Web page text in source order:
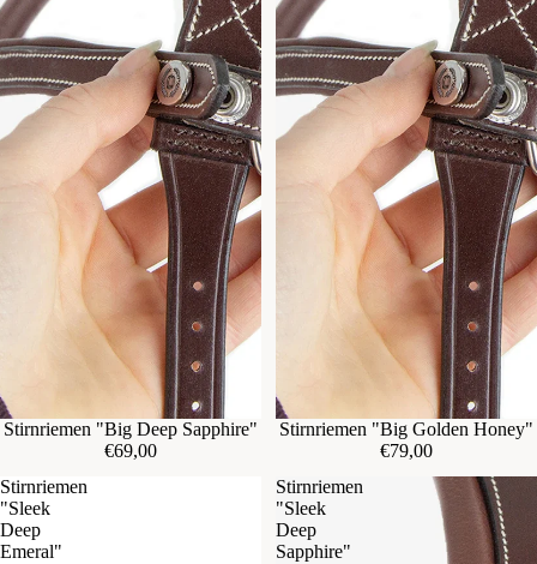
Sale
Stirnriemen "Big Deep Sapphire"
€69,00
Stirnriemen "Big Golden Honey"
€79,00
Stirnriemen
"Sleek
Deep
Emeral"
Stirnriemen
"Sleek
Deep
Sapphire"